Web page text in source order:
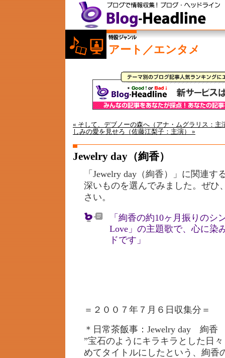
アート／エンタメ
« そして、デブノーの森へ（アナ・ムグラリス：主
しみの愛を見せろ（佐藤江梨子：主演） »
Jewelry day（絢香）
「Jewelry day（絢香）」に関連
深いものを選んでみました。ぜひ
さい。
「絢香の約10ヶ月振りのシ
Love」の主題歌で、心に染
ドです」
＝２００７年７月６日収集分＝
＊日常茶飯事：Jewelry day 絢香
”宝石のようにキラキラとした日
めてタイトルにしたという、絢香